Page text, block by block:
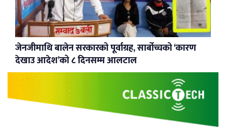
जेनजीमाथि बालेन सरकारको पूर्वाग्रह, सार्बोच्चको ‘कारण
देखाउ आदेश’को ८ दिनसम्म आलटाल